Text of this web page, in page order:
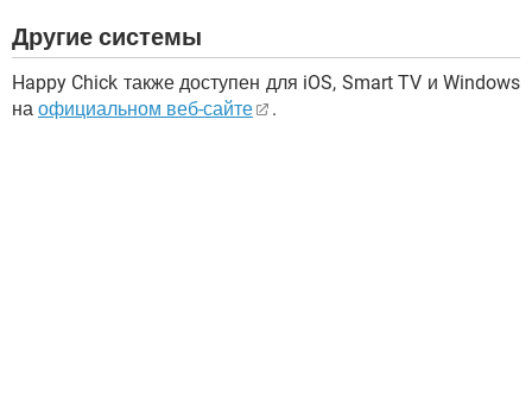
Другие системы
Happy Chick также доступен для iOS, Smart TV и Windows
на официальном веб-сайте .